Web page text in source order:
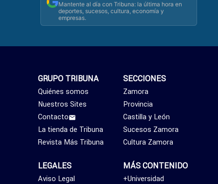
Mantente al día con Tribuna: la última hora en
deportes, sucesos, cultura, economía y
empresas.
SECCIONES
Zamora
Provincia
Castilla y León
Sucesos Zamora
Cultura Zamora
MÁS CONTENIDO
+Universidad
GRUPO TRIBUNA
Quiénes somos
Nuestros Sites
Contacto
La tienda de Tribuna
Revista Más Tribuna
LEGALES
Aviso Legal